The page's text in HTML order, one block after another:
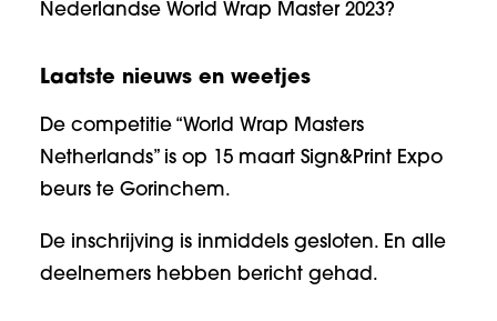
Nederlandse World Wrap Master 2023?
Laatste nieuws en weetjes
De competitie “World Wrap Masters
Netherlands” is op 15 maart Sign&Print Expo
beurs te Gorinchem.
De inschrijving is inmiddels gesloten. En alle
deelnemers hebben bericht gehad.